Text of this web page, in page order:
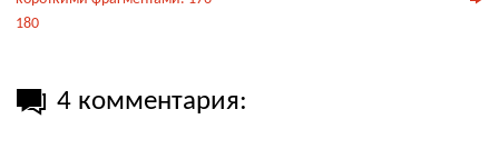
180
4 комментария: